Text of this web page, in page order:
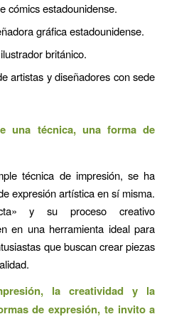
cómics estadounidense.
gráfica estadounidense.
británico.
artistas y diseñadores con sede
una técnica, una forma de
técnica de impresión, se ha
expresión artística en sí misma.
y su proceso creativo
en una herramienta ideal para
que buscan crear piezas
la creatividad y la
de expresión, te invito a